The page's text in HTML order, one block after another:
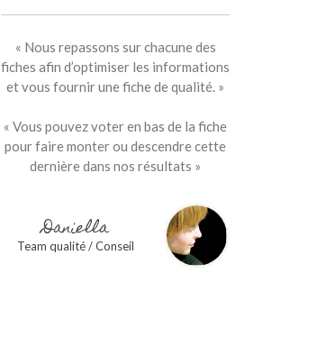
« Nous repassons sur chacune des
fiches afin d’optimiser les informations
et vous fournir une fiche de qualité. »
« Vous pouvez voter en bas de la fiche
pour faire monter ou descendre cette
dernière dans nos résultats »
Daniella
Team qualité / Conseil